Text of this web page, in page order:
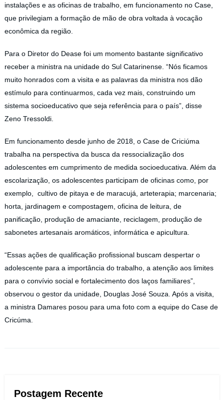
instalações e as oficinas de trabalho, em funcionamento no Case,
que privilegiam a formação de mão de obra voltada à vocação
econômica da região.
Para o Diretor do Dease foi um momento bastante significativo
receber a ministra na unidade do Sul Catarinense. “Nós ficamos
muito honrados com a visita e as palavras da ministra nos dão
estímulo para continuarmos, cada vez mais, construindo um
sistema socioeducativo que seja referência para o país”, disse
Zeno Tressoldi.
Em funcionamento desde junho de 2018, o Case de Criciúma
trabalha na perspectiva da busca da ressocialização dos
adolescentes em cumprimento de medida socioeducativa. Além da
escolarização, os adolescentes participam de oficinas como, por
exemplo, cultivo de pitaya e de maracujá, arteterapia; marcenaria;
horta, jardinagem e compostagem, oficina de leitura, de
panificação, produção de amaciante, reciclagem, produção de
sabonetes artesanais aromáticos, informática e apicultura.
“Essas ações de qualificação profissional buscam despertar o
adolescente para a importância do trabalho, a atenção aos limites
para o convívio social e fortalecimento dos laços familiares”,
observou o gestor da unidade, Douglas José Souza. Após a visita,
a ministra Damares posou para uma foto com a equipe do Case de
Cricúma.
Postagem Recente